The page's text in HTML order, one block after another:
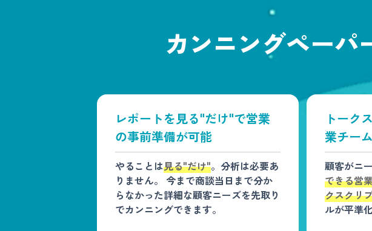
カンニングペーパ
レポートを見る"だけ"で営業
の事前準備が可能
やることは見る"だけ"。分析は必要あ
りません。 今まで商談当日まで分か
らなかった詳細な顧客ニーズを先取り
でカンニングできます。
トーク
業チー
顧客がニ
できる営
クスクリ
ルが平準